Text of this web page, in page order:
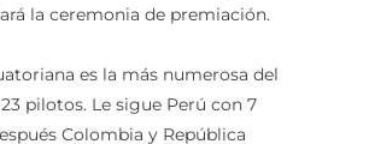
pilotos. Le sigue Perú con 7
Colombia y República
cada uno. Además, Costa Rica